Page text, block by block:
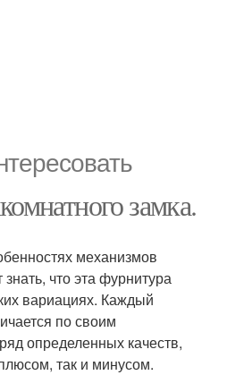
замка.
механизмов
что эта фурнитура
вариациях. Каждый
по своим
определенных качеств,
так и минусом.